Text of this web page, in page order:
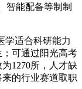
智能配备等制制
适合科研能力
可通过阳光高考
1270所，人才缺
的行业赛道取职